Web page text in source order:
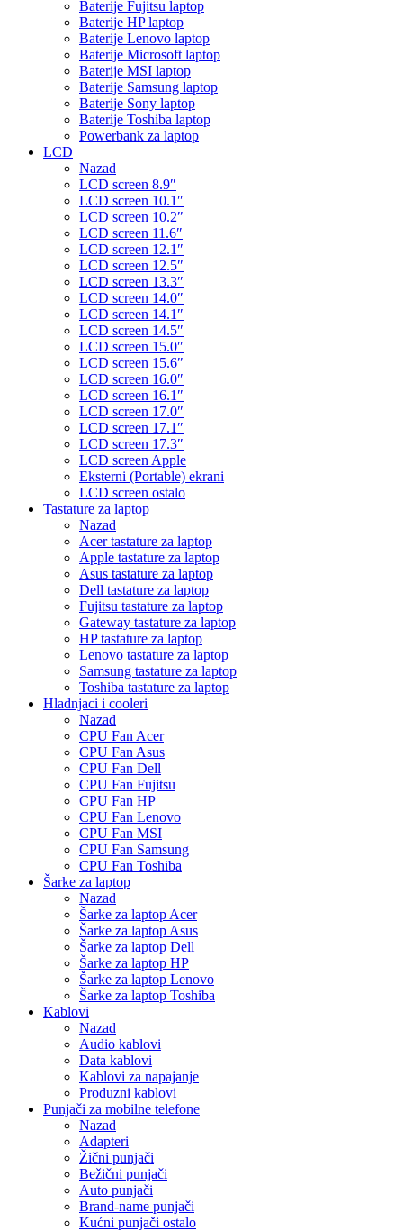
Baterije Fujitsu laptop
Baterije HP laptop
Baterije Lenovo laptop
Baterije Microsoft laptop
Baterije MSI laptop
Baterije Samsung laptop
Baterije Sony laptop
Baterije Toshiba laptop
Powerbank za laptop
LCD
Nazad
LCD screen 8.9″
LCD screen 10.1″
LCD screen 10.2″
LCD screen 11.6″
LCD screen 12.1″
LCD screen 12.5″
LCD screen 13.3″
LCD screen 14.0″
LCD screen 14.1″
LCD screen 14.5″
LCD screen 15.0″
LCD screen 15.6″
LCD screen 16.0″
LCD screen 16.1″
LCD screen 17.0″
LCD screen 17.1″
LCD screen 17.3″
LCD screen Apple
Eksterni (Portable) ekrani
LCD screen ostalo
Tastature za laptop
Nazad
Acer tastature za laptop
Apple tastature za laptop
Asus tastature za laptop
Dell tastature za laptop
Fujitsu tastature za laptop
Gateway tastature za laptop
HP tastature za laptop
Lenovo tastature za laptop
Samsung tastature za laptop
Toshiba tastature za laptop
Hladnjaci i cooleri
Nazad
CPU Fan Acer
CPU Fan Asus
CPU Fan Dell
CPU Fan Fujitsu
CPU Fan HP
CPU Fan Lenovo
CPU Fan MSI
CPU Fan Samsung
CPU Fan Toshiba
Šarke za laptop
Nazad
Šarke za laptop Acer
Šarke za laptop Asus
Šarke za laptop Dell
Šarke za laptop HP
Šarke za laptop Lenovo
Šarke za laptop Toshiba
Kablovi
Nazad
Audio kablovi
Data kablovi
Kablovi za napajanje
Produzni kablovi
Punjači za mobilne telefone
Nazad
Adapteri
Žični punjači
Bežični punjači
Auto punjači
Brand-name punjači
Kućni punjači ostalo